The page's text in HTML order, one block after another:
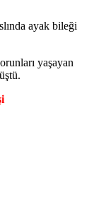
ayak bileği
yaşayan